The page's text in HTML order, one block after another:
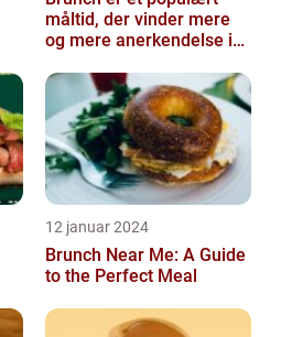
måltid, der vinder mere
og mere anerkendelse i
verden
12 januar 2024
Brunch Near Me: A Guide
to the Perfect Meal